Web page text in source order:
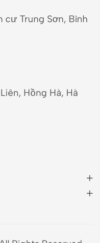
cư Trung Sơn, Bình
Hồng Hà, Hà